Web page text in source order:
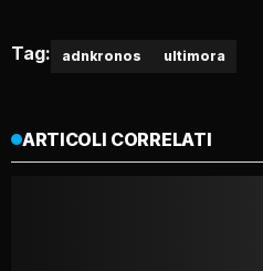
Tag: adnkronos ultimora
ARTICOLI CORRELATI